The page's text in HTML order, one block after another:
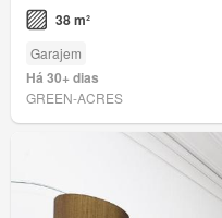
38 m²
Garajem
Há 30+ dias
GREEN-ACRES